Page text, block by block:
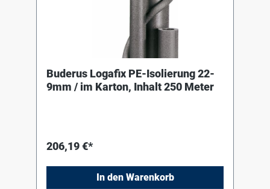
Buderus Logafix PE-Isolierung 22-
9mm / im Karton, Inhalt 250 Meter
206,19 €*
In den Warenkorb